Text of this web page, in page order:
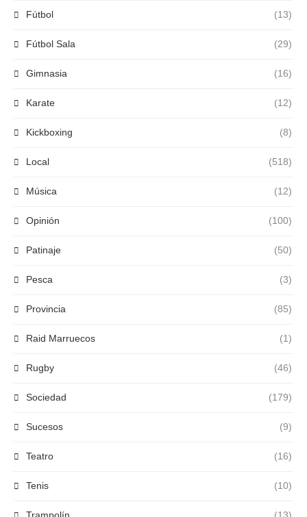
Fútbol (13)
Fútbol Sala (29)
Gimnasia (16)
Karate (12)
Kickboxing (8)
Local (518)
Música (12)
Opinión (100)
Patinaje (50)
Pesca (3)
Provincia (85)
Raid Marruecos (1)
Rugby (46)
Sociedad (179)
Sucesos (9)
Teatro (16)
Tenis (10)